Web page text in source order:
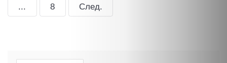
... 8 След.